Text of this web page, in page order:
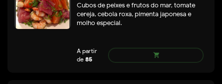
Cubos de peixes e frutos do mar, tomate
cereja, cebola roxa, pimenta japonesa e
molho especial.